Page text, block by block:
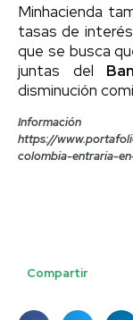
Minhacienda
tasas de
que se busca
juntas del
disminución
https://
colombia-entraria-
Compartir